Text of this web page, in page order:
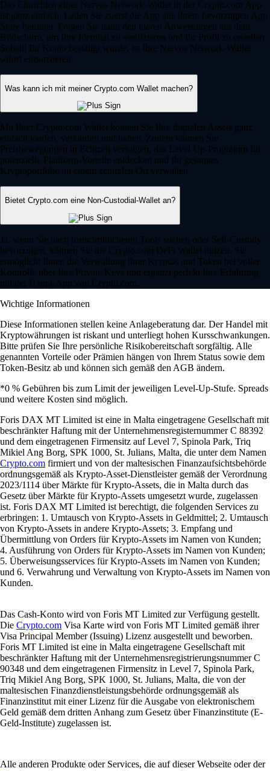
Das Einrichten einer Nervos Network-Wallet in der Crypto.com App
ist ganz einfach. Laden Sie zuerst die App aus Ihrem bevorzugten App
Store herunter. Folgen Sie dann den klaren Anweisungen auf dem
Bildschirm, um Ihre Identität zu verifizieren und Ihr Profil zu erstellen.
Sobald Ihr Konto bestätigt wurde, ist Ihre Nervos Network-Wallet
sofort einsatzbereit.
Was kann ich mit meiner Crypto.com Wallet machen?
Mit Ihrer Crypto.com Wallet können Sie Ihre digitalen Assets ganz
einfach kaufen, verkaufen und halten. Zudem können Sie
Preisbewegungen in Echtzeit verfolgen, das Level Up-Programm für
potenzielle Plattform-Vorteile entdecken und Ihr gesamtes
Kryptoportfolio an einem zentralen Ort verwalten.
Bietet Crypto.com eine Non-Custodial-Wallet an?
Ja, wenn Sie nach fortschrittlicheren Tools suchen oder Self-Custody
bevorzugen, können Sie die Crypto.com DeFi Wallet nutzen. Sie
ermöglicht Ihnen die Verwaltung Ihrer Kryptos und Token bei voller
Kontrolle über Ihre Private Keys und ergänzt perfekt Ihre Erfahrung
mit der Haupt-App von Crypto.com.
Wichtige Informationen
Diese Informationen stellen keine Anlageberatung dar. Der Handel mit
Kryptowährungen ist riskant und unterliegt hohen Kursschwankungen.
Bitte prüfen Sie Ihre persönliche Risikobereitschaft sorgfältig. Alle
genannten Vorteile oder Prämien hängen von Ihrem Status sowie dem
Token-Besitz ab und können sich gemäß den AGB ändern.
*0 % Gebühren bis zum Limit der jeweiligen Level-Up-Stufe. Spreads
und weitere Kosten sind möglich.
Foris DAX MT Limited ist eine in Malta eingetragene Gesellschaft mit
beschränkter Haftung mit der Unternehmensregisternummer C 88392
und dem eingetragenen Firmensitz auf Level 7, Spinola Park, Triq
Mikiel Ang Borg, SPK 1000, St. Julians, Malta, die unter dem Namen
Crypto.com firmiert und von der maltesischen Finanzaufsichtsbehörde
ordnungsgemäß als Krypto-Asset-Dienstleister gemäß der Verordnung
2023/1114 über Märkte für Krypto-Assets, die in Malta durch das
Gesetz über Märkte für Krypto-Assets umgesetzt wurde, zugelassen
ist. Foris DAX MT Limited ist berechtigt, die folgenden Services zu
erbringen: 1. Umtausch von Krypto-Assets in Geldmittel; 2. Umtausch
von Krypto-Assets in andere Krypto-Assets; 3. Empfang und
Übermittlung von Orders für Krypto-Assets im Namen von Kunden;
4. Ausführung von Orders für Krypto-Assets im Namen von Kunden;
5. Überweisungsservices für Krypto-Assets im Namen von Kunden;
und 6. Verwahrung und Verwaltung von Krypto-Assets im Namen von
Kunden.
Das Cash-Konto wird von Foris MT Limited zur Verfügung gestellt.
Die Crypto.com Visa Karte wird von Foris MT Limited gemäß ihrer
Visa Principal Member (Issuing) Lizenz ausgestellt und beworben.
Foris MT Limited ist eine in Malta eingetragene Gesellschaft mit
beschränkter Haftung mit der Unternehmensregistrierungsnummer C
90348 und dem eingetragenen Firmensitz in Level 7, Spinola Park,
Triq Mikiel Ang Borg, SPK 1000, St. Julians, Malta, die von der
maltesischen Finanzdienstleistungsbehörde ordnungsgemäß als
Finanzinstitut mit einer Lizenz für die Ausgabe von elektronischem
Geld gemäß dem dritten Anhang zum Gesetz über Finanzinstitute (E-
Geld-Institute) zugelassen ist.
Alle anderen Produkte oder Services, die auf dieser Webseite oder der